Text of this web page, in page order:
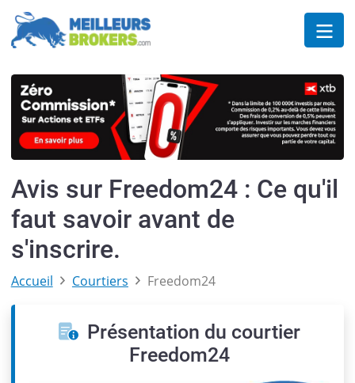
Avis sur Freedom24 : Ce qu'il
faut savoir avant de
s'inscrire.
Accueil Courtiers Freedom24
Présentation du courtier
Freedom24